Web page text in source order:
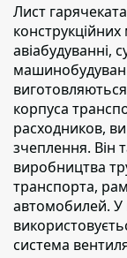
Лист
авіабудуванні,
корпуса
расходников,
зчеплення. Він
виробництва
транспорта,
автомобилей. У
система